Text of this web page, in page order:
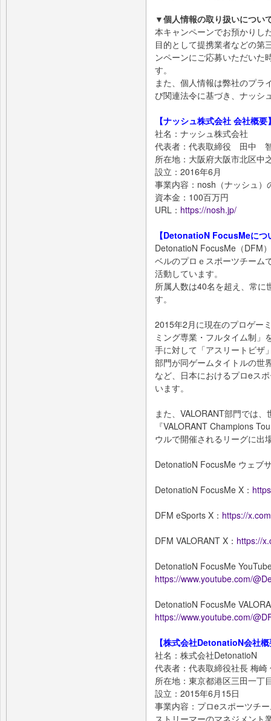
▼個人情報の取り扱いについ
本キャンペーンでお預かりし
目的として提携業者などの第
ンペーンにご応募いただいた
す。
また、個人情報は弊社のプラ
び関連法令に基づき、ナッシ
【ナッシュ株式会社 会社概要
社名：ナッシュ株式会社
代表者：代表取締役 田中
所在地：大阪府大阪市北区
設立：2016年6月
事業内容：nosh（ナッシュ）
資本金：100百万円
URL： https://nosh.jp/
【DetonatioN FocusMeにつ
DetonatioN FocusMe（DFM
ベルのプロｅスポーツチーム
活動しています。
所属人数は40名を超え、常に
す。
2015年2月に現在のプロゲー
ミング専業・フルタイム制」
手に対して「アスリートビザ
部門が同ゲームタイトルの世
など、日本におけるプロeス
います。
また、VALORANT部門では
『VALORANT Champions
ウルで開催されるリーグに出
DetonatioN FocusMe ウェブ
DetonatioN FocusMe X：
DFM eSports X： https://
DFM VALORANT X： https://
DetonatioN FocusMe
https://www.youtube.com/
DetonatioN FocusMe
https://www.youtube.com/
【株式会社DetonatioN会社
社名：株式会社DetonatioN
代表者：代表取締役社長 梅崎
所在地：東京都港区三田一丁
設立：2015年6月15日
事業内容：プロeスポーツチ
ストリーマーのマネジメント